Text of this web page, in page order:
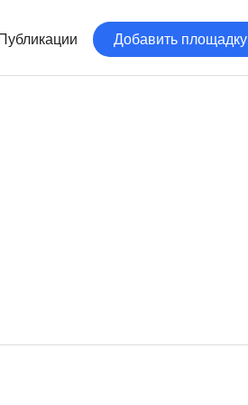
Публикации Добавить площадку